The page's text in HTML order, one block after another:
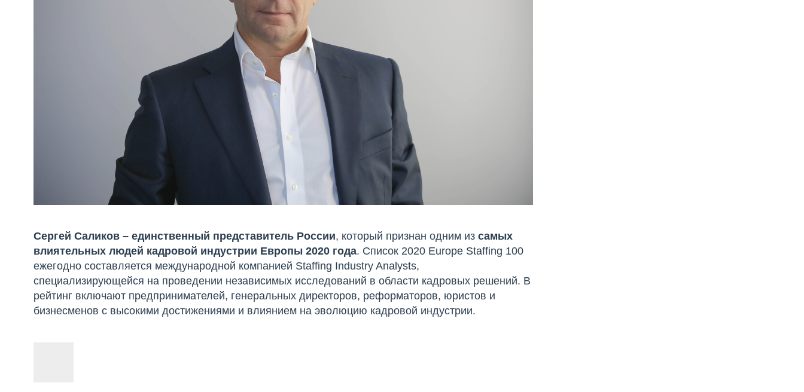
Сергей Саликов – единственный представитель России, который признан одним изсамых
влиятельных людей кадровой индустрии Европы 2020 года. Список 2020 Europe Staffing 100
ежегодно составляется международной компанией Staffing Industry Analysts,
специализирующейся на проведении независимых исследований в области кадровых решений. В
рейтинг включают предпринимателей, генеральных директоров, реформаторов, юристов и
бизнесменов с высокими достижениями и влиянием на эволюцию кадровой индустрии.